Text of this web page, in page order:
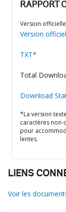
RAPPORT
Version
Version
TXT*
Total
Download
*La version
caractères
pour
lentes.
LIENS
Voir les